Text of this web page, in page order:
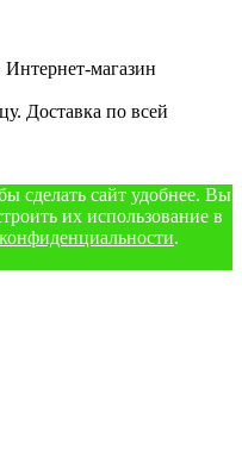
магазин
Доставка по всей
сделать сайт удобнее. Вы
их использование в
.